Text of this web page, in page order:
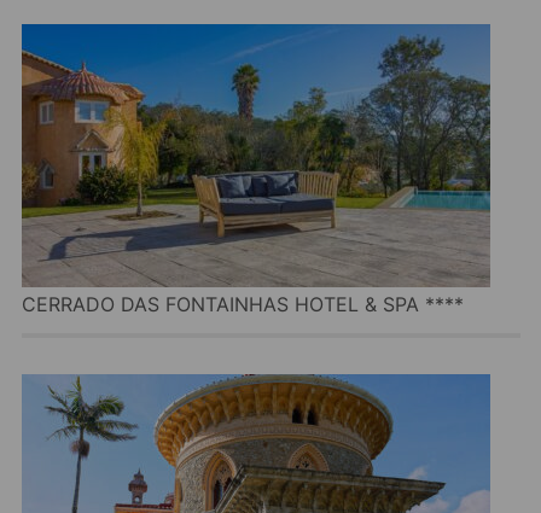
CERRADO DAS FONTAINHAS HOTEL & SPA ****